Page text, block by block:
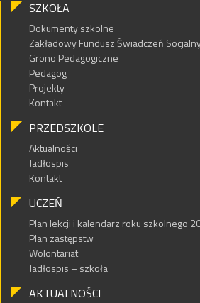
SZKOŁA
Dokumenty szkolne
Zakładowy Fundusz Świadczeń
Grono Pedagogiczne
Pedagog
Projekty
Kontakt
PRZEDSZKOLE
Aktualności
Jadłospis
Kontakt
UCZEŃ
Plan lekcji i kalendarz roku szkolnego
Plan zastępstw
Wolontariat
Jadłospis – szkoła
AKTUALNOŚCI